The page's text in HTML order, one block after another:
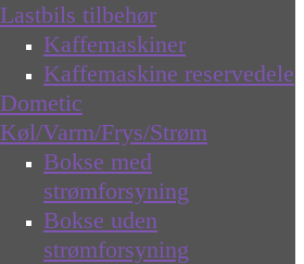
Lastbils tilbehør
Kaffemaskiner
Kaffemaskine reservedele
Dometic
Køl/Varm/Frys/Strøm
Bokse med
strømforsyning
Bokse uden
strømforsyning